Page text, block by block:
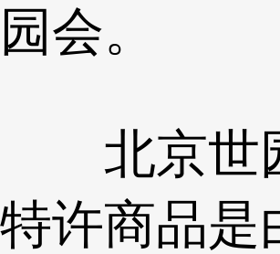
园会。
北京世
特许商品是